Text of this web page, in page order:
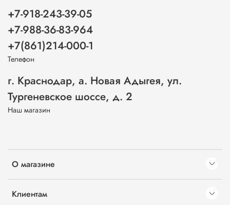
О магазине
Клиентам
+7-918-243-39-05
+7-988-36-83-964
+7(861)214-000-1
Телефон
г. Краснодар, а. Новая Адыгея, ул.
Тургеневское шоссе, д. 2
Наш магазин